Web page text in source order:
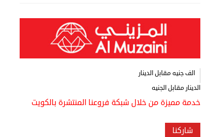
الف جنيه مقابل الدينار
الدينار مقابل الجنيه
خدمة مميزة من خلال شبكة فروعنا المنتشرة بالكويت
شاركنا